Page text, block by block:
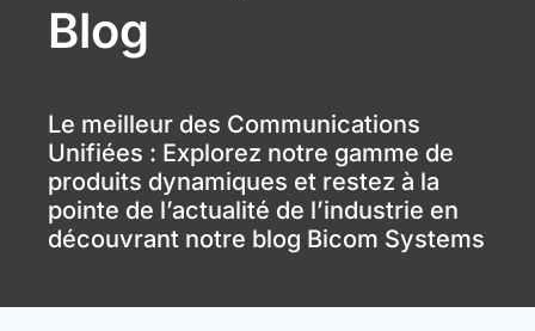
Blog
Le meilleur des Communications
Unifiées : Explorez notre gamme de
produits dynamiques et restez à la
pointe de l’actualité de l’industrie en
découvrant notre blog Bicom Systems